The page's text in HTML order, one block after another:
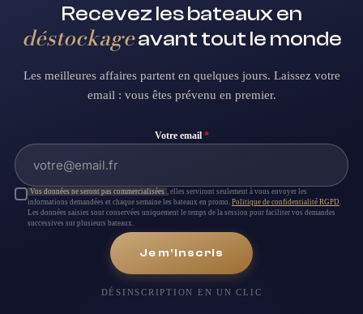
Recevez les bateaux en
déstockageavant tout le monde
Les meilleures affaires partent en quelques jours. Laissez votre
email : vous êtes prévenu en premier.
Votre email *
Vos données ne seront pas commercialisées
, elles serviront seulement à vous envoyer les
informations demandées et chaque semaine les bateaux en promo. Politique de confidentialité RGPD
Les données saisies sont conservées uniquement le temps de la session pour faciliter vos demandes
successives sur plusieurs bateaux.
Je m'inscris
DÉSINSCRIPTION EN UN CLIC